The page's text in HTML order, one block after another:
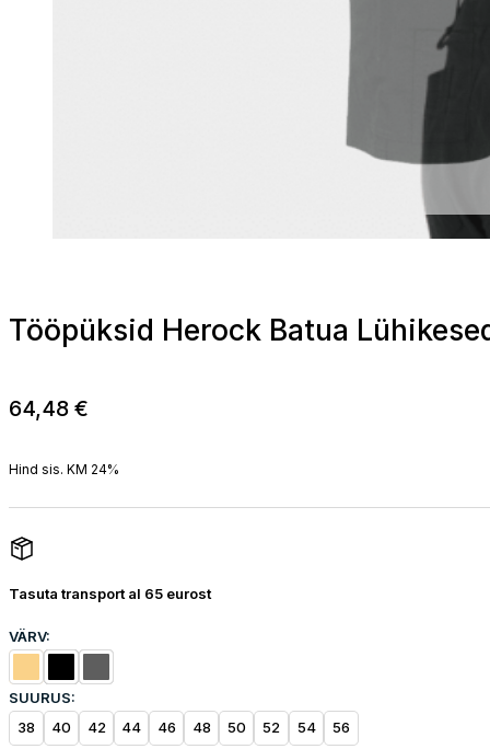
Tööpüksid Herock Batua
64,48 €
Hind sis. KM 24%
Tasuta transport al 65 eurost
VÄRV:
SUURUS:
38
40 42 44 46 48 50 52 54 56